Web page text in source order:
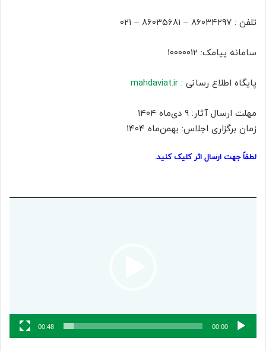
تلفن : ۸۶۰۳۴۲۹۷ – ۸۶۰۳۵۶۸۱ – ۰۲۱
سامانه پیامک: ۱۰۰۰۰۰۱۲
پایگاه اطلاع رسانی : mahdaviat.ir
مهلت ارسال آثار: ۹ دی‌ماه ۱۴۰۴
زمان برگزاری اجلاس: بهمن‌ماه ۱۴۰۴
لطفاً جهت ارسال اثر کلیک کنید.
00:00
00:48